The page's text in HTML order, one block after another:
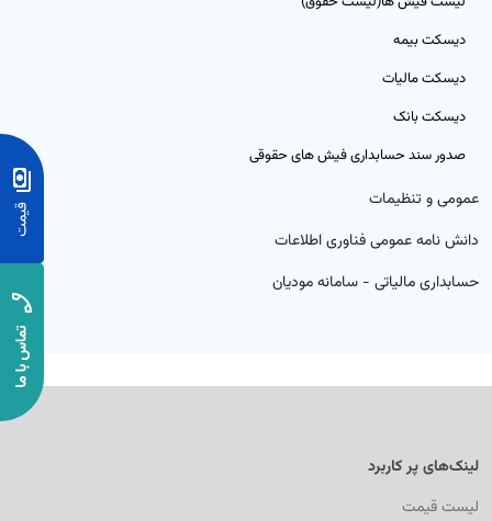
درآمد و هزینه خدمات با گزارش‌های شفاف و کاربردی
تولید
انبار
خدمات
دیسکت بیمه
دیسکت مالیات
دیسکت بانک
صدور سند حسابداری فیش های حقوقی
عمومی و تنظیمات
دانش نامه عمومی فناوری اطلاعات
حسابداری مالیاتی - سامانه مودیان
لینک‌های پر کاربرد
لیست قیمت